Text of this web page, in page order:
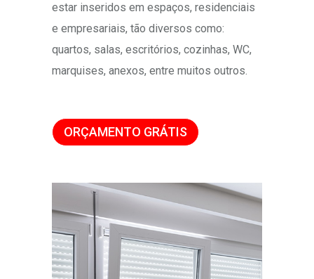
estar inseridos em espaços, residenciais
e empresariais, tão diversos como:
quartos, salas, escritórios, cozinhas, WC,
marquises, anexos, entre muitos outros.
ORÇAMENTO GRÁTIS